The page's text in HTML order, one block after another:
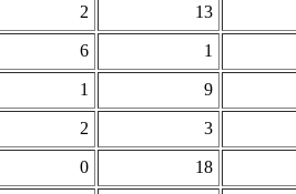
2 13
6 1
1 9
2 3
0 18